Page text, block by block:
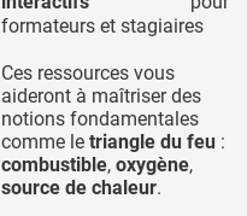
formateurs et stagiaires
Ces ressources vous
aideront à maîtriser des
notions fondamentales
comme le triangle du feu :
combustible, oxygène,
source de chaleur.